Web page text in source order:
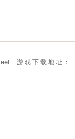
游戏下载地址：